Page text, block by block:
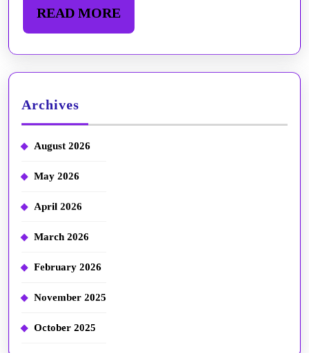
का
गहन
(भाग
READ MOREREAD
MORE
Archives
August 2026
May 2026
April 2026
March 2026
February 2026
November 2025
October 2025